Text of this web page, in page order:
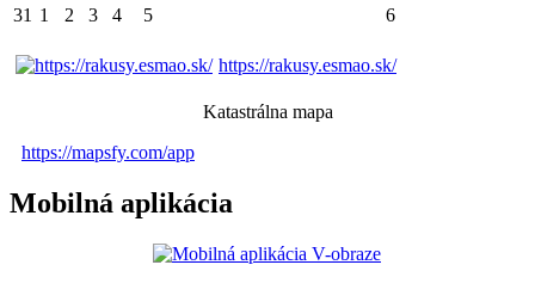
31 1 2 3 4 5 6
https://rakusy.esmao.sk/
Katastrálna mapa
https://mapsfy.com/app
Mobilná aplikácia